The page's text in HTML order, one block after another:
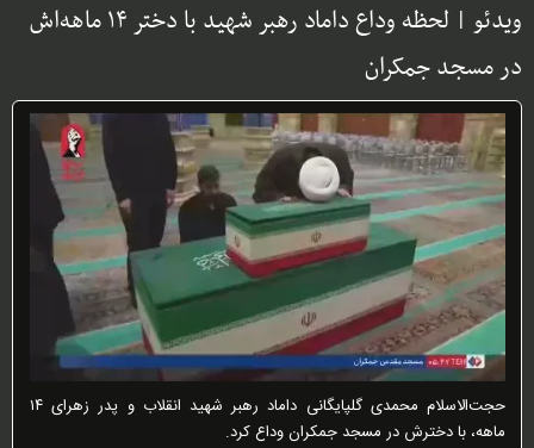
ویدئو | لحظه وداع داماد رهبر شهید با دختر ۱۴ ماهه‌اش
در مسجد جمکران
حجت‌الاسلام محمدی گلپایگانی داماد رهبر شهید انقلاب و پدر زهرای ۱۴
ماهه، با دخترش در مسجد جمکران وداع کرد.